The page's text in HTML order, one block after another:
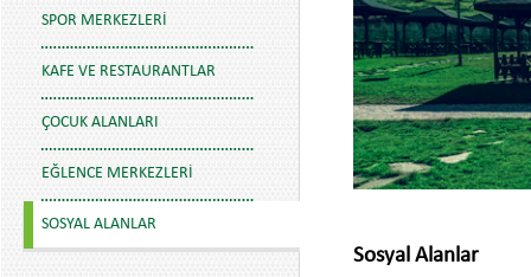
SPOR MERKEZLERI
KAFE VE RESTAURANTLAR
ÇOCUK ALANLARI
EĞLENCE MERKEZLERI
SOSYAL ALANLAR
Sosyal Alanlar